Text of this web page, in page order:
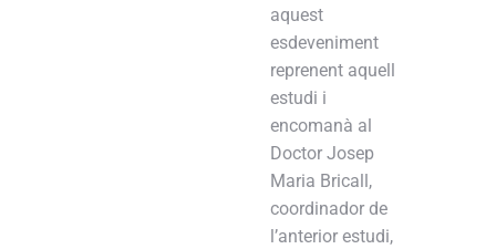
aquest
esdeveniment
reprenent aquell
estudi i
encomanà al
Doctor Josep
Maria Bricall,
coordinador de
l’anterior estudi,